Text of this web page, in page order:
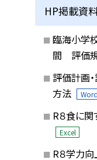
HP掲載資
臨海小学
間 評価
評価計画
方法
Word
R８食に
Excel
R８学力向